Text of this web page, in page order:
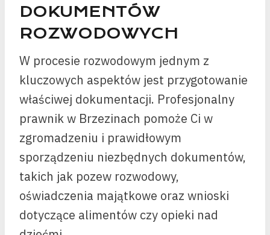
DOKUMENTÓW
ROZWODOWYCH
W procesie rozwodowym jednym z
kluczowych aspektów jest przygotowanie
właściwej dokumentacji. Profesjonalny
prawnik w Brzezinach pomoże Ci w
zgromadzeniu i prawidłowym
sporządzeniu niezbędnych dokumentów,
takich jak pozew rozwodowy,
oświadczenia majątkowe oraz wnioski
dotyczące alimentów czy opieki nad